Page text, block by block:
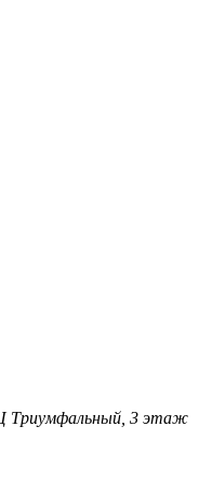
Триумфальный, 3 этаж